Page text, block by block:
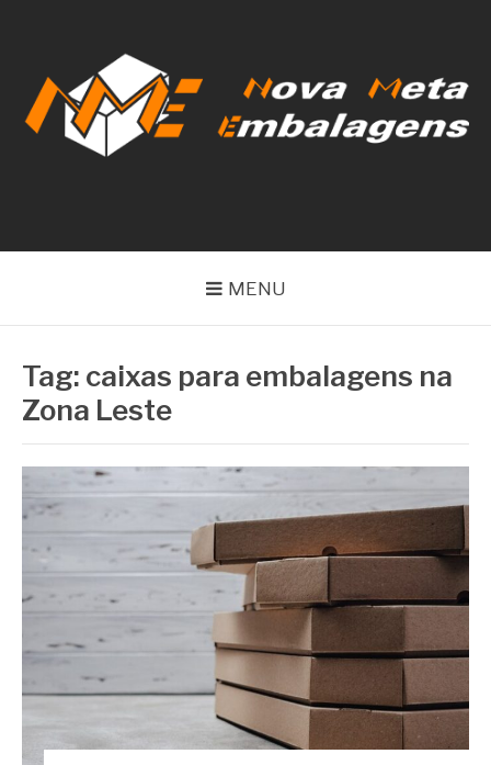
conteúdo
MENU
Tag: caixas para embalagens na
Zona Leste